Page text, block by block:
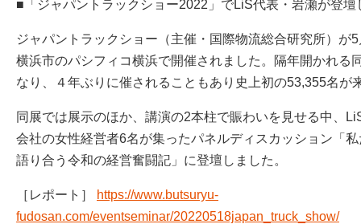
■「ジャパントラックショー2022」でLiS代表・岩瀬が登壇
ジャパントラックショー（主催・国際物流総合研究所）が
横浜市のパシフィコ横浜で開催されました。隔年開かれる
なり、４年ぶりに催されることもあり史上初の53,355名が
同展では展示のほか、講演の2本柱で賑わいを見せる中、
会社の女性経営者6名が集ったパネルディスカッション「
語り合う令和の経営奮闘記」に登壇しました。
［レポート］
https://www.butsuryu-
fudosan.com/eventseminar/20220518japan_truck_show/